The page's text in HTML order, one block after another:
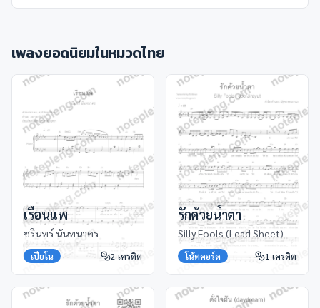
เพลงยอดนิยมในหมวดไทย
เรือนแพ
ชรินทร์ นันทนาคร
เปียโน 2 เครดิต
รักด้วยน้ำตา
Silly Fools (Lead Sheet)
โน้ตคอร์ด 1 เครดิต